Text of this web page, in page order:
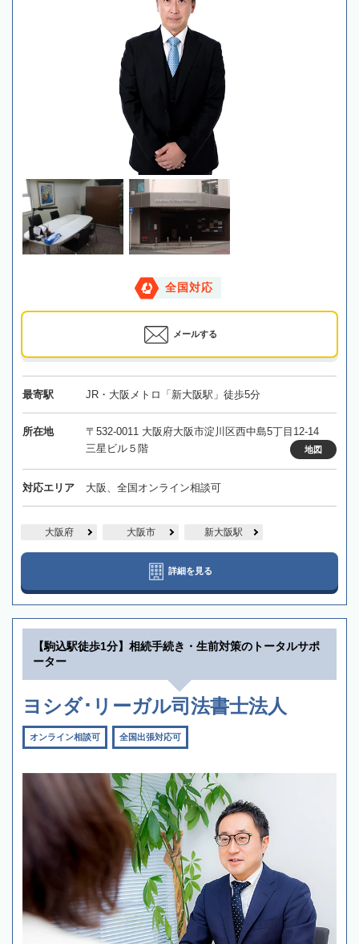
全国対応
メールする
最寄駅 JR・大阪メトロ「新大阪駅」徒歩5分
所在地
〒532-0011 大阪府大阪市淀川区西中島5丁目12-14
三星ビル５階
地図
対応エリア 大阪、全国オンライン相談可
大阪府 大阪市 新大阪駅
詳細を見る
【駒込駅徒歩1分】相続手続き・生前対策のトータルサポ
ーター
ヨシダ･リーガル司法書士法人
オンライン相談可 全国出張対応可